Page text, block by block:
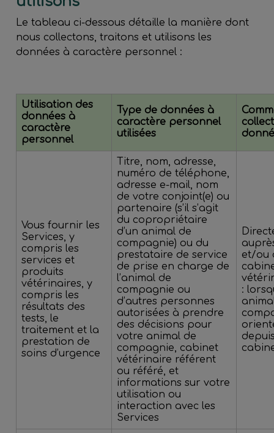
Le tableau ci-dessous détaille la manière dont
nous collectons, traitons et utilisons les
données à caractère personnel :
Utilisation des
données à
caractère
personnel
Type de données à
caractère personnel
utilisées
Vous fournir les
Services, y
compris les
services et
produits
vétérinaires, y
compris les
résultats des
tests, le
traitement et la
prestation de
soins d’urgence
Titre, nom, adresse,
numéro de téléphone,
adresse e-mail, nom
de votre conjoint(e) ou
partenaire (s’il s’agit
du copropriétaire
d’un animal de
compagnie) ou du
prestataire de service
de prise en charge de
l’animal de
compagnie ou
d’autres personnes
autorisées à prendre
des décisions pour
votre animal de
compagnie, cabinet
vétérinaire référent
ou référé, et
informations sur votre
utilisation ou
interaction avec les
Services
et/ou
: